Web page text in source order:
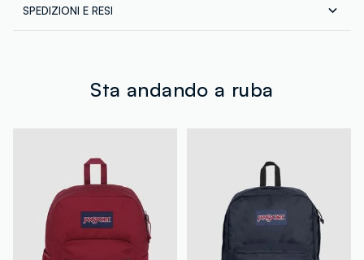
VF ITALIA SRL
SPEDIZIONI E RESI
tuoi prodotti in negozio, il servizio è sempre gratuito.
Sta andando a ruba